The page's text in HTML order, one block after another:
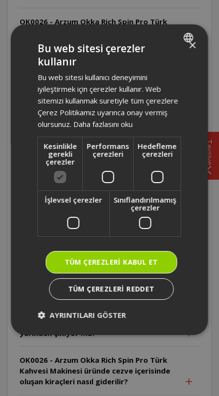
OK0026 - Arzum Okka Rich Spin Pro Türk
nedir?
Kahvesi Makinesi'nde sıcak çikolata
hazırlanabilir mi?
OK0026 - Arzum Okka Rich Spin Pro Türk
Kahvesi Makinesi'nde soğuk kahve
yapılabilir mi?
OK0026 - Arzum Okka Rich Spin Pro Türk
Kahvesi Makinesi'nde sütlü Türk kahvesi
OK0026 - Arzum Okka Rich Spin Pro Türk
Kahvesi Makinesi otomatik kapanma
özelliği var mı?
OK0026 - Arzum Okka Rich Spin Pro Türk
Kahvesi Makinesi sıcaklık ayarlayabilme
özelliği var mıdır?
OK0026 - Arzum Okka Rich Spin Pro Türk
Kahvesi Makinesi'nde karıştırma aparatı
yerinden çıkıyor mu?
OK0026 - Arzum Okka Rich Spin Pro Türk
Kahvesi Makinesi üründe cezve içerisinde
oluşan kiraçleri nasıl giderilir?
Tavsiye
×
Bu web sitesi çerezler
kullanır
Bu web sitesi kullanıcı deneyimini
iyileştirmek için çerezler kullanır. Web
sitemizi kullanmak suretiyle tüm çerezlere
Çerez Politikamız uyarınca onay vermiş
olursunuz. Daha fazlasını oku
Kesinlikle
gerekli
çerezler
Performans
çerezleri
Hedefleme
çerezleri
İşlevsel çerezler
Sınıflandırılmamış
çerezler
TÜM ÇEREZLERI KABUL ET
TÜM ÇEREZLERI REDDET
AYRINTILARI GÖSTER